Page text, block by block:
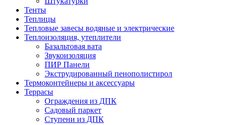
Тенты
Теплицы
Тепловые завесы водяные и электрические
Теплоизоляция, утеплители
Базальтовая вата
Звукоизоляция
ПИР Панели
Экструдированный пенополистирол
Термоконтейнеры и аксессуары
Террасы
Ограждения из ДПК
Садовый паркет
Ступени из ДПК